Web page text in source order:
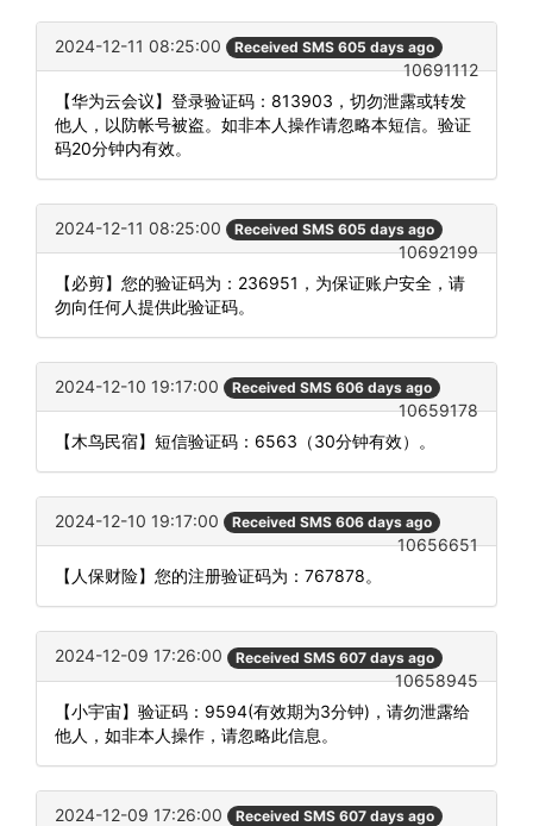
2024-12-11 08:25:00 Received SMS 605 days ago
10691112
【华为云会议】登录验证码：813903，切勿泄露或转发
他人，以防帐号被盗。如非本人操作请忽略本短信。验证
码20分钟内有效。
2024-12-11 08:25:00 Received SMS 605 days ago
10692199
【必剪】您的验证码为：236951，为保证账户安全，请
勿向任何人提供此验证码。
2024-12-10 19:17:00 Received SMS 606 days ago
10659178
【木鸟民宿】短信验证码：6563（30分钟有效）。
2024-12-10 19:17:00 Received SMS 606 days ago
10656651
【人保财险】您的注册验证码为：767878。
2024-12-09 17:26:00 Received SMS 607 days ago
10658945
【小宇宙】验证码：9594(有效期为3分钟)，请勿泄露给
他人，如非本人操作，请忽略此信息。
2024-12-09 17:26:00 Received SMS 607 days ago